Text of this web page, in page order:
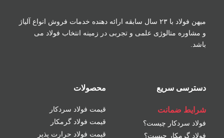
میهن فولاد با ۲۳ سال سابقه ارائه دهنده خدمات فروش
انواع آلیاژ
و مشاوره متالوژی علمی و تجربی در زمینه انتخاب فولاد می
باشد.
دسترسی سریع
شرایط ضمانت
فولاد سردکار چیست؟
فولاد گرمکار چیست؟
محصولات
قیمت فولاد سردکار
قیمت فولاد گرمکار
قیمت فولاد حرارت پذیر